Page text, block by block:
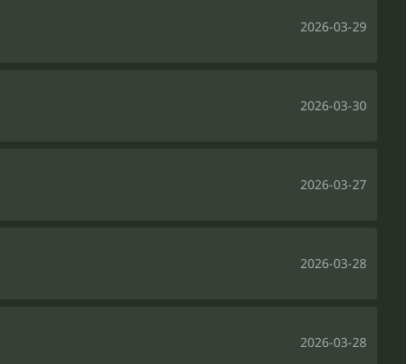
2026-03-29
2026-03-30
2026-03-27
2026-03-28
2026-03-28